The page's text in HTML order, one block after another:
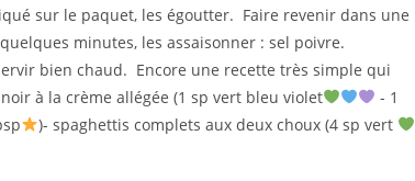
sur le paquet, les égoutter. Faire revenir dans une
minutes, les assaisonner : sel poivre.
bien chaud. Encore une recette très simple qui
à la crème allégée (1 sp vert bleu violet
- 1
)- spaghettis complets aux deux choux (4 sp vert